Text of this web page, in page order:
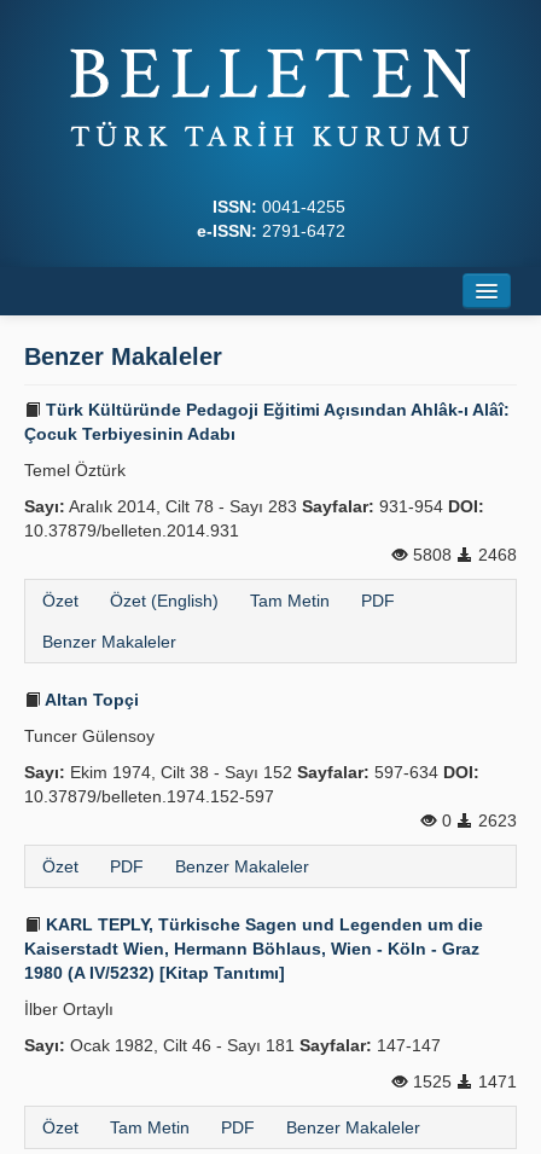
ISSN: 0041-4255
e-ISSN: 2791-6472
Dergi Kurulları
Yazım Kuralları
İlkeler
İletişim
Benzer Makaleler
Türk Kültüründe Pedagoji Eğitimi Açısından Ahlâk-ı Alâî:
Çocuk Terbiyesinin Adabı
Temel Öztürk
Sayı: Aralık 2014, Cilt 78 - Sayı 283 Sayfalar: 931-954 DOI:
10.37879/belleten.2014.931
5808
2468
Özet Özet (English) Tam Metin PDF
Benzer Makaleler
Altan Topçi
Tuncer Gülensoy
Sayı: Ekim 1974, Cilt 38 - Sayı 152 Sayfalar: 597-634 DOI:
10.37879/belleten.1974.152-597
0
2623
Özet PDF Benzer Makaleler
KARL TEPLY, Türkische Sagen und Legenden um die
Kaiserstadt Wien, Hermann Böhlaus, Wien - Köln - Graz
1980 (A IV/5232) [Kitap Tanıtımı]
İlber Ortaylı
Sayı: Ocak 1982, Cilt 46 - Sayı 181 Sayfalar: 147-147
1525
1471
Özet Tam Metin PDF Benzer Makaleler